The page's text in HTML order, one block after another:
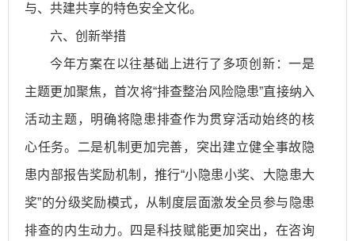
与、共建共享的特色安全文化。
六、创新举措
今年方案在以往基础上进行了多项创新：一是
主题更加聚焦，首次将“排查整治风险隐患”直接纳入
活动主题，明确将隐患排查作为贯穿活动始终的核
心任务。二是机制更加完善，突出建立健全事故隐
患内部报告奖励机制，推行“小隐患小奖、大隐患大
奖”的分级奖励模式，从制度层面激发全员参与隐患
排查的内生动力。四是科技赋能更加突出，在咨询